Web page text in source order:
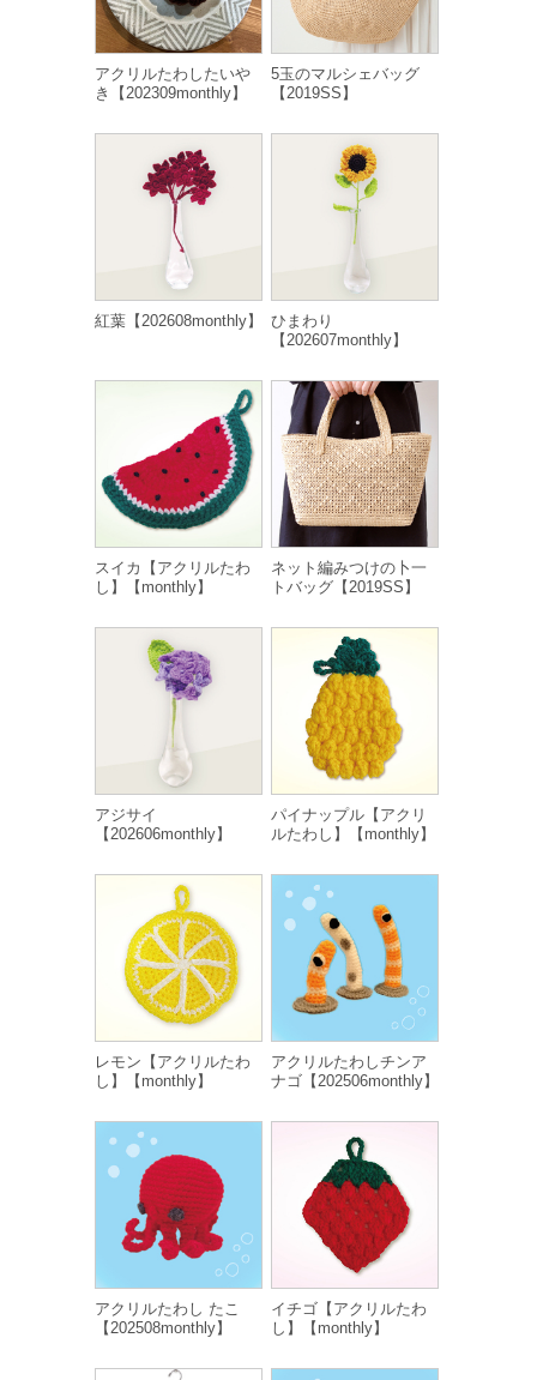
アクリルたわしたいや
き【202309monthly】
5玉のマルシェバッグ
【2019SS】
紅葉【202608monthly】
ひまわり
【202607monthly】
スイカ【アクリルたわ
し】【monthly】
ネット編みつけの卜一
トバッグ【2019SS】
アジサイ
【202606monthly】
パイナップル【アクリ
ルたわし】【monthly】
レモン【アクリルたわ
し】【monthly】
アクリルたわしチンア
ナゴ【202506monthly】
アクリルたわし たこ
【202508monthly】
イチゴ【アクリルたわ
し】【monthly】